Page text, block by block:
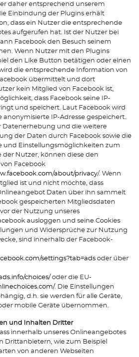
daher entsprechend unserem
Einbindung der Plugins erhält
dass ein Nutzer die entsprechende
aufgerufen hat. Ist der Nutzer bei
Facebook den Besuch seinem
Wenn Nutzer mit den Plugins
den Like Button betätigen oder einen
die entsprechende Information von
übermittelt und dort
kein Mitglied von Facebook ist,
dass Facebook seine IP-
und speichert. Laut Facebook wird
IP-Adresse gespeichert.
Datenerhebung und die weitere
der Daten durch Facebook sowie die
und Einstellungsmöglichkeiten zum
der Nutzer, können diese den
Facebook
about/privacy/. Wenn
ist und nicht möchte, dass
Daten über ihn sammelt
gespeicherten Mitgliedsdaten
der Nutzung unseres
ausloggen und seine Cookies
und Widersprüche zur Nutzung
sind innerhalb der Facebook-
settings?tab=ads oder über
choices/ oder die EU-
. Die Einstellungen
d.h. sie werden für alle Geräte,
mobile Geräte übernommen.
und Inhalten Dritter
innerhalb unseres Onlineangebotes
Drittanbietern, wie zum Beispiel
von anderen Webseiten